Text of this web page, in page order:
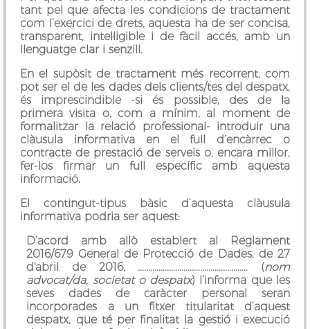
tant pel que afecta les condicions de tractament
com l’exercici de drets, aquesta ha de ser concisa,
transparent, intel·ligible i de fàcil accés, amb un
llenguatge clar i senzill.
En el supòsit de tractament més recorrent, com
pot ser el de les dades dels clients/tes del despatx,
és imprescindible -si és possible, des de la
primera visita o, com a mínim, al moment de
formalitzar la relació professional- introduir una
clàusula informativa en el full d’encàrrec o
contracte de prestació de serveis o, encara millor,
fer-los firmar un full específic amb aquesta
informació.
El contingut-tipus bàsic d’aquesta clàusula
informativa podria ser aquest:
D’acord amb allò establert al Reglament
2016/679 General de Protecció de Dades, de 27
d'abril de 2016, ..................................................... (nom
advocat/da, societat o despatx) l’informa que les
seves dades de caràcter personal seran
incorporades a un fitxer titularitat d’aquest
despatx, que té per finalitat la gestió i execució